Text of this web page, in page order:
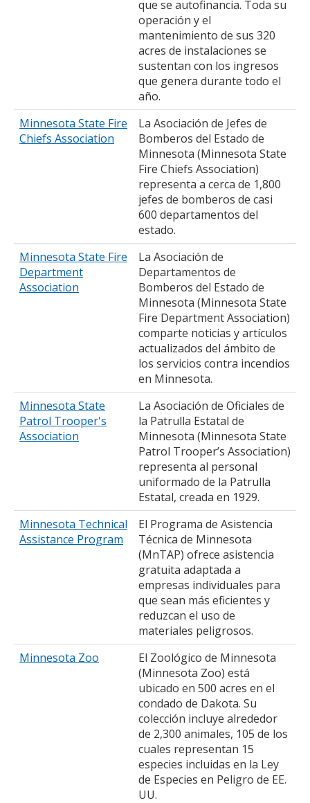
que se autofinancia. Toda su
operación y el
mantenimiento de sus 320
acres de instalaciones se
sustentan con los ingresos
que genera durante todo el
año.
Minnesota State Fire
Chiefs Association
La Asociación de Jefes de
Bomberos del Estado de
Minnesota (Minnesota State
Fire Chiefs Association)
representa a cerca de 1,800
jefes de bomberos de casi
600 departamentos del
estado.
Minnesota State Fire
Department
Association
La Asociación de
Departamentos de
Bomberos del Estado de
Minnesota (Minnesota State
Fire Department Association)
comparte noticias y artículos
actualizados del ámbito de
los servicios contra incendios
en Minnesota.
Minnesota State
Patrol Trooper's
Association
La Asociación de Oficiales de
la Patrulla Estatal de
Minnesota (Minnesota State
Patrol Trooper’s Association)
representa al personal
uniformado de la Patrulla
Estatal, creada en 1929.
Minnesota Technical
Assistance Program
El Programa de Asistencia
Técnica de Minnesota
(MnTAP) ofrece asistencia
gratuita adaptada a
empresas individuales para
que sean más eficientes y
reduzcan el uso de
materiales peligrosos.
Minnesota Zoo
El Zoológico de Minnesota
(Minnesota Zoo) está
ubicado en 500 acres en el
condado de Dakota. Su
colección incluye alrededor
de 2,300 animales, 105 de los
cuales representan 15
especies incluidas en la Ley
de Especies en Peligro de EE.
UU.